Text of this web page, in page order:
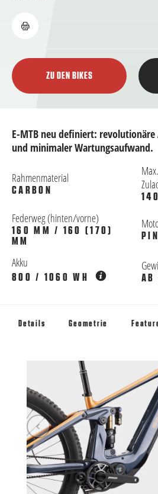
ZU DEN BIKES
E-MTB neu definiert:
und minimaler Wartungsaufwand.
Rahmenmaterial
CARBON
Federweg (hinten/vorne)
160 MM / 160 (170)
MM
Akku
800 / 1060 WH AB
Details Geometrie